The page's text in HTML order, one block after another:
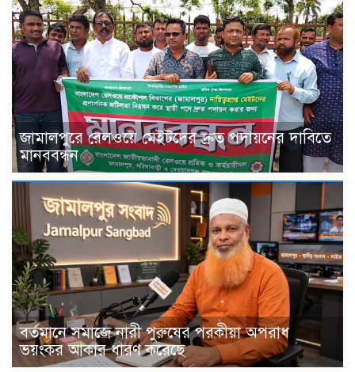
জামালপুরে রেলওয়ে মেইটদের দ্রুত পদায়নের দাবিতে
মানববন্ধন
বর্তমানে সমাজে নারী পুরুষের পরকীয়া অপরাধ
ভয়ংকর আকার ধারণ করেছে